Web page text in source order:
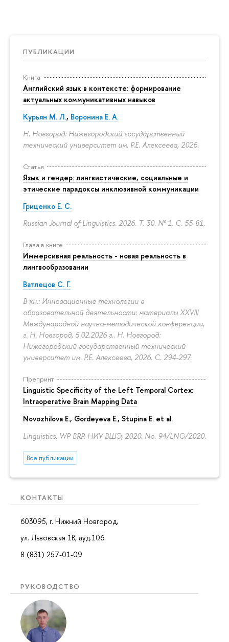
ПУБЛИКАЦИИ
Книга
Английский язык в контексте: формирование
актуальных коммуникативных навыков
Курьян М. Л., Воронина Е. А.
Н. Новгород: Нижегородский государственный
технический университет им. Р.Е. Алексеева, 2026.
Статья
Язык и гендер: лингвистические, социальные и
этические парадоксы инклюзивной коммуникации
Гриценко Е. С.
Russian Journal of Linguistics. 2026. Т. 30. № 1. С. 55-81.
Глава в книге
Иммерсивная реальность - новая реальность в
лингвообразовании
Ватлецов С. Г.
В кн.: Инновационные технологии в
образовательной деятельности: материалы XXVIII
Международной научно-методической конференции,
г. Н. Новгород, 5.02.2026 г.. Н. Новгород:
Нижегородский государственный технический
университет им. Р.Е. Алексеева, 2026. С. 294-297.
Препринт
Linguistic Specificity of the Left Temporal Cortex:
Intraoperative Brain Mapping Data
Novozhilova E., Gordeyeva E., Stupina E. et al.
Linguistics. WP BRP. НИУ ВШЭ, 2020. No. 94/LNG/2020.
Все публикации
КОНТАКТЫ
603095, г. Нижний Новгород,
ул. Львовская 1В, ауд.106.
8 (831) 257-01-09
РУКОВОДСТВО